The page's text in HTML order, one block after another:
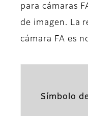
para cámaras
de imagen. La
cámara FA es
Símbolo